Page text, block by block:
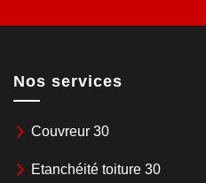
Nos services
Couvreur 30
Etanchéité toiture 30